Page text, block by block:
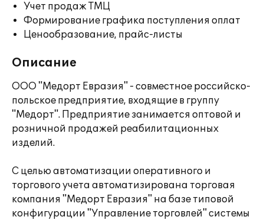
Учет продаж ТМЦ
Формирование графика поступления оплат
Ценообразование, прайс-листы
Описание
ООО "Медорт Евразия" - совместное российско-
польское предприятие, входящие в группу
"Медорт". Предприятие занимается оптовой и
розничной продажей реабилитационных
изделий.
С целью автоматизации оперативного и
торгового учета автоматизирована торговая
компания "Медорт Евразия" на базе типовой
конфигурации "Управление торговлей" системы